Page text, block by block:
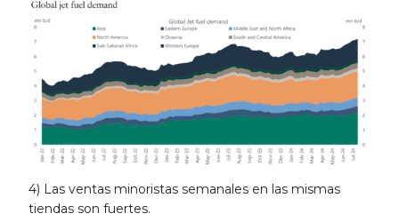
4) Las ventas minoristas semanales en las mismas
tiendas son fuertes.